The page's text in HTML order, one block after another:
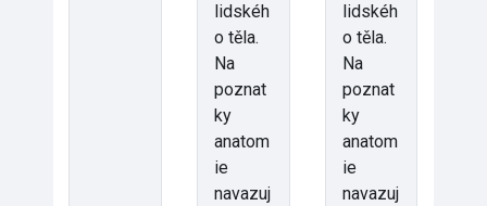
lidskéh
o těla.
Na
poznat
ky
anatom
ie
navazuj
lidskéh
o těla.
Na
poznat
ky
anatom
ie
navazuj